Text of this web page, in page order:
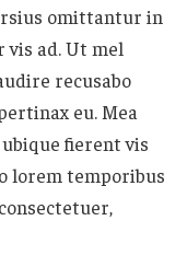
omittantur in
ad. Ut mel
recusabo
eu. Mea
fierent vis
lorem temporibus